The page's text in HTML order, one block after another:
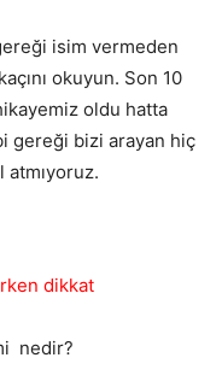
isim vermeden
okuyun. Son 10
oldu hatta
gereği bizi arayan hiç
atmıyoruz.
dikkat
nedir?